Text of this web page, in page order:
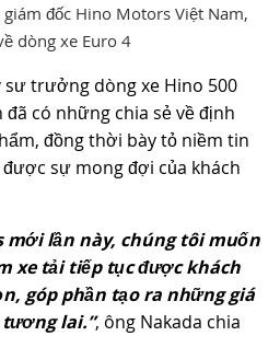
đốc Hino Motors Việt Nam,
dòng xe Euro 4
sư trưởng dòng xe Hino 500
có những chia sẻ về định
đồng thời bày tỏ niềm tin
sự mong đợi của khách
mới lần này, chúng tôi muốn
xe tải tiếp tục được khách
góp phần tạo ra những giá
lai.”, ông Nakada chia